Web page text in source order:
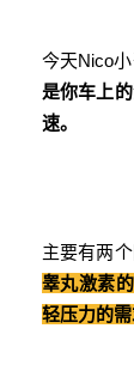
今天Nico小
是你车上
速。
主要有两
睾丸激素
轻压力的需